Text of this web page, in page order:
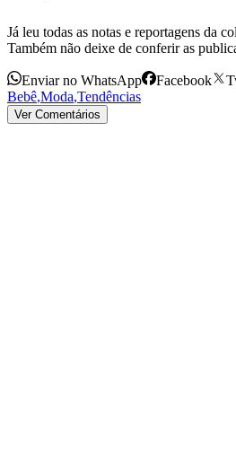
Já leu todas as notas e reportagens da
Também não deixe de conferir as
Enviar no WhatsApp Facebook
Bebê,Moda,Tendências
Ver Comentários